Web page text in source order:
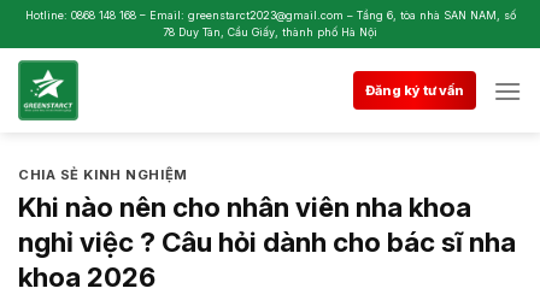
Skip
to
content
Hotline: 0868 148 168 – Email: greenstarct2023@gmail.com – Tầng 6, tòa nhà SAN NAM, số
78 Duy Tân, Cầu Giấy, thành phố Hà Nội
Đăng ký tư vấn
CHIA SẺ KINH NGHIỆM
Khi nào nên cho nhân viên nha khoa
nghỉ việc ? Câu hỏi dành cho bác sĩ nha
khoa 2026